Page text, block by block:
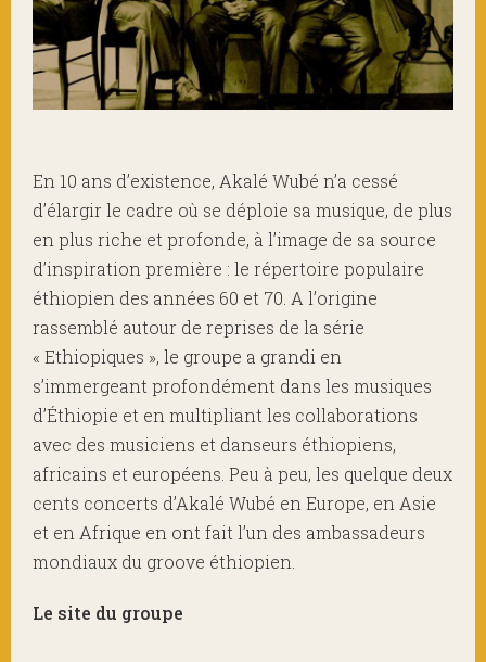
En 10 ans d’existence, Akalé Wubé n’a cessé
d’élargir le cadre où se déploie sa musique, de plus
en plus riche et profonde, à l’image de sa source
d’inspiration première : le répertoire populaire
éthiopien des années 60 et 70. A l’origine
rassemblé autour de reprises de la série
« Ethiopiques », le groupe a grandi en
s’immergeant profondément dans les musiques
d’Éthiopie et en multipliant les collaborations
avec des musiciens et danseurs éthiopiens,
africains et européens. Peu à peu, les quelque deux
cents concerts d’Akalé Wubé en Europe, en Asie
et en Afrique en ont fait l’un des ambassadeurs
mondiaux du groove éthiopien.
Le site du groupe